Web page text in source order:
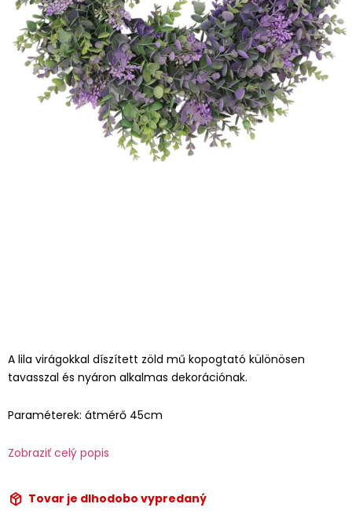
A lila virágokkal díszített zöld mű kopogtató különösen
tavasszal és nyáron alkalmas dekorációnak.
Paraméterek: átmérő 45cm
Zobraziť celý popis
Tovar je dlhodobo vypredaný